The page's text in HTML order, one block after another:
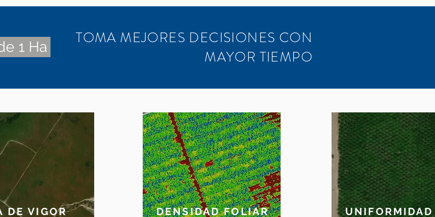
1 Ha
TOMA MEJORES DECISIONES CON
MAYOR TIEMPO
DE VIGOR DENSIDAD FOLIAR UNIFORMIDAD